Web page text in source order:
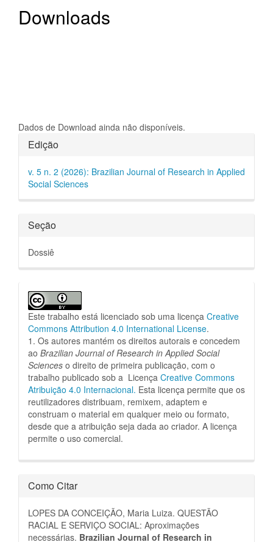
Downloads
Dados de Download ainda não disponíveis.
Detalhes
do
artigo
Edição
v. 5 n. 2 (2026): Brazilian Journal of Research in Applied
Social Sciences
Seção
Dossiê
Este trabalho está licenciado sob uma licença Creative
Commons Attribution 4.0 International License.
1. Os autores mantém os direitos autorais e concedem
ao Brazilian Journal of Research in Applied Social
Sciences o direito de primeira publicação, com o
trabalho publicado sob a Licença Creative Commons
Atribuição 4.0 Internacional. Esta licença permite que os
reutilizadores distribuam, remixem, adaptem e
construam o material em qualquer meio ou formato,
desde que a atribuição seja dada ao criador. A licença
permite o uso comercial.
Como Citar
LOPES DA CONCEIÇÃO, Maria Luiza. QUESTÃO
RACIAL E SERVIÇO SOCIAL: Aproximações
necessárias. Brazilian Journal of Research in